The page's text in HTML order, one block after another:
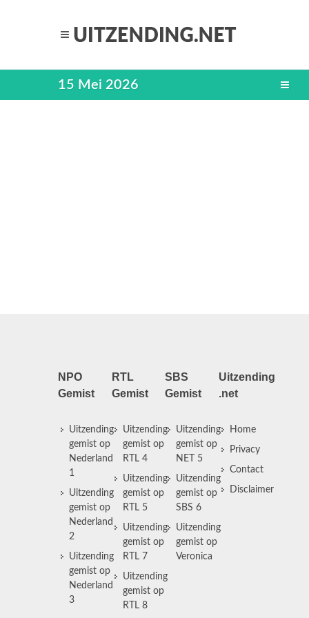
15 Mei 2026
NPO
Gemist
Uitzending
gemist op
Nederland
1
Uitzending
gemist op
Nederland
2
Uitzending
gemist op
Nederland
3
RTL
Gemist
Uitzending
gemist op
RTL 4
Uitzending
gemist op
RTL 5
Uitzending
gemist op
RTL 7
Uitzending
gemist op
RTL 8
SBS
Gemist
Uitzending
gemist op
NET 5
Uitzending
gemist op
SBS 6
Uitzending
gemist op
Veronica
Uitzending
.net
Home
Privacy
Contact
Disclaimer